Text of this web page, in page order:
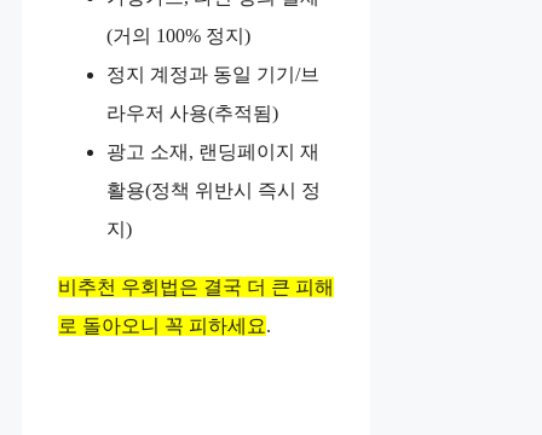
(거의 100% 정지)
정지 계정과 동일 기기/브
라우저 사용(추적됨)
광고 소재, 랜딩페이지 재
활용(정책 위반시 즉시 정
지)
비추천 우회법은 결국 더 큰 피해
로 돌아오니 꼭 피하세요.